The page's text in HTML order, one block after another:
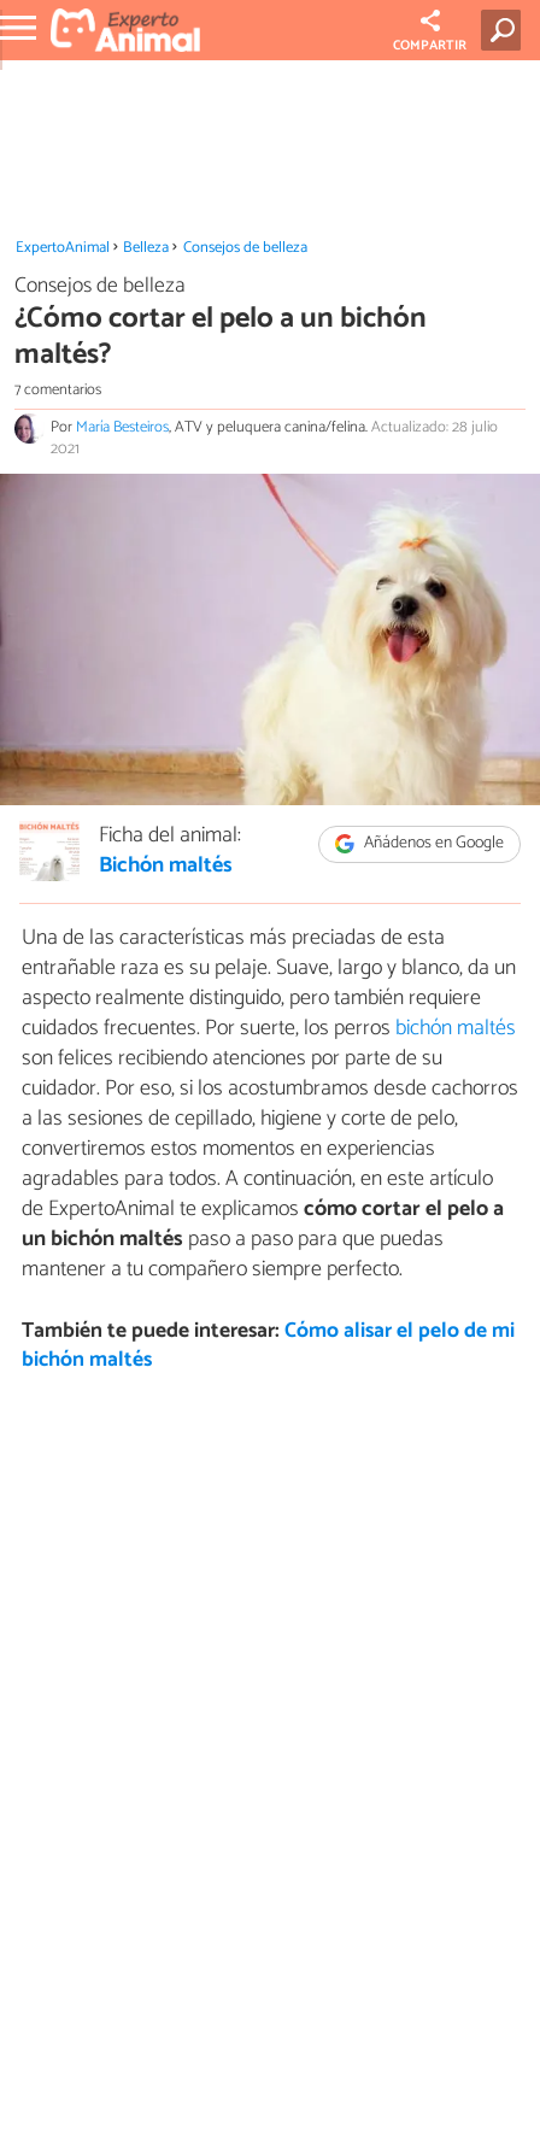
COMPARTIR
ExpertoAnimal Belleza Consejos de belleza
Consejos de belleza
¿Cómo cortar el pelo a un bichón
maltés?
7 comentarios
PorMaría Besteiros, ATV y peluquera canina/felina.Actualizado: 28 julio
2021
Añádenos en Google
Ficha del animal:
Bichón maltés
Una de las características más preciadas de esta
entrañable raza es su pelaje. Suave, largo y blanco, da un
aspecto realmente distinguido, pero también requiere
cuidados frecuentes. Por suerte, los perros bichón maltés
son felices recibiendo atenciones por parte de su
cuidador. Por eso, si los acostumbramos desde cachorros
a las sesiones de cepillado, higiene y corte de pelo,
convertiremos estos momentos en experiencias
agradables para todos. A continuación, en este artículo
de ExpertoAnimal te explicamoscómocortar el pelo a
un bichón maltés paso a paso para que puedas
mantener a tu compañero siempre perfecto.
También te puede interesar:Cómo alisar el pelo de mi
bichón maltés